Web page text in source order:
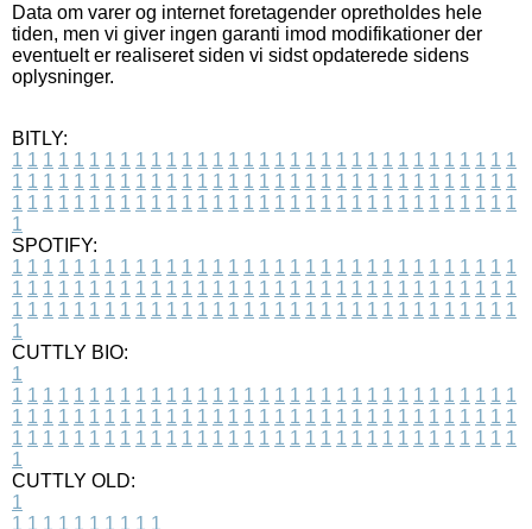
Data om varer og internet foretagender opretholdes hele
tiden, men vi giver ingen garanti imod modifikationer der
eventuelt er realiseret siden vi sidst opdaterede sidens
oplysninger.
BITLY:
1 1 1 1 1 1 1 1 1 1 1 1 1 1 1 1 1 1 1 1 1 1 1 1 1 1 1 1 1 1 1 1 1
1 1 1 1 1 1 1 1 1 1 1 1 1 1 1 1 1 1 1 1 1 1 1 1 1 1 1 1 1 1 1 1 1
1 1 1 1 1 1 1 1 1 1 1 1 1 1 1 1 1 1 1 1 1 1 1 1 1 1 1 1 1 1 1 1 1
1
SPOTIFY:
1 1 1 1 1 1 1 1 1 1 1 1 1 1 1 1 1 1 1 1 1 1 1 1 1 1 1 1 1 1 1 1 1
1 1 1 1 1 1 1 1 1 1 1 1 1 1 1 1 1 1 1 1 1 1 1 1 1 1 1 1 1 1 1 1 1
1 1 1 1 1 1 1 1 1 1 1 1 1 1 1 1 1 1 1 1 1 1 1 1 1 1 1 1 1 1 1 1 1
1
CUTTLY BIO:
1
1 1 1 1 1 1 1 1 1 1 1 1 1 1 1 1 1 1 1 1 1 1 1 1 1 1 1 1 1 1 1 1 1
1 1 1 1 1 1 1 1 1 1 1 1 1 1 1 1 1 1 1 1 1 1 1 1 1 1 1 1 1 1 1 1 1
1 1 1 1 1 1 1 1 1 1 1 1 1 1 1 1 1 1 1 1 1 1 1 1 1 1 1 1 1 1 1 1 1
1
CUTTLY OLD:
1
1 1 1 1 1 1 1 1 1 1